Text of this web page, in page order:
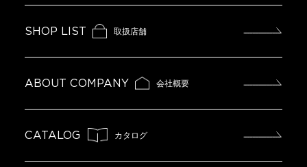
SHOP LIST 取扱店舗
ABOUT COMPANY 会社概要
CATALOG カタログ